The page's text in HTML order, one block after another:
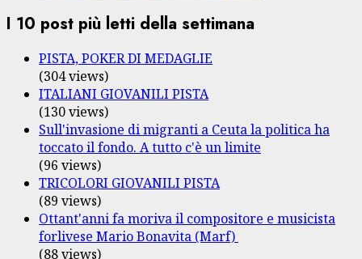
I 10 post più letti della settimana
PISTA, POKER DI MEDAGLIE
(304 views)
ITALIANI GIOVANILI PISTA
(130 views)
Sull'invasione di migranti a Ceuta la politica ha
toccato il fondo. A tutto c'è un limite
(96 views)
TRICOLORI GIOVANILI PISTA
(89 views)
Ottant'anni fa moriva il compositore e musicista
forlivese Mario Bonavita (Marf)
(88 views)